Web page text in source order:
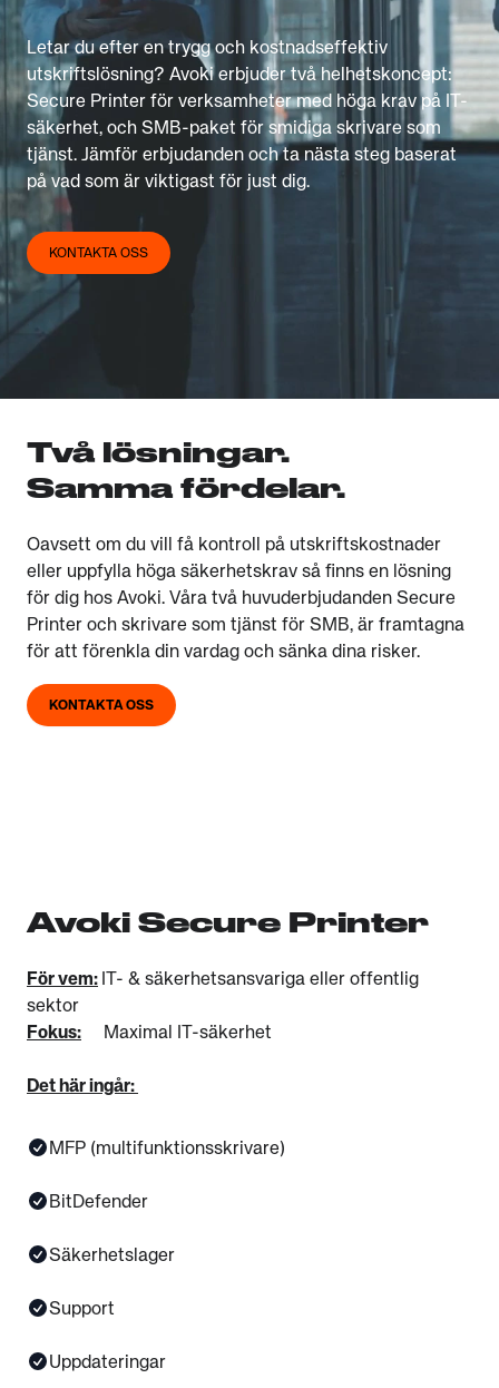
Letar du efter en trygg och kostnadseffektiv
utskriftslösning? Avoki erbjuder två helhetskoncept:
Secure Printer för verksamheter med höga krav på IT-
säkerhet, och SMB-paket för smidiga skrivare som
tjänst. Jämför erbjudanden och ta nästa steg baserat
på vad som är viktigast för just dig.
KONTAKTA OSS
Två lösningar.
Samma fördelar.
Oavsett om du vill få kontroll på utskriftskostnader
eller uppfylla höga säkerhetskrav så finns en lösning
för dig hos Avoki. Våra två huvuderbjudanden Secure
Printer och skrivare som tjänst för SMB, är framtagna
för att förenkla din vardag och sänka dina risker.
KONTAKTA OSS
Avoki Secure Printer
För vem:
IT- & säkerhetsansvariga eller offentlig
sektor
Fokus: Maximal IT-säkerhet
Det här ingår:
MFP (multifunktionsskrivare)
BitDefender
Säkerhetslager
Support
Uppdateringar